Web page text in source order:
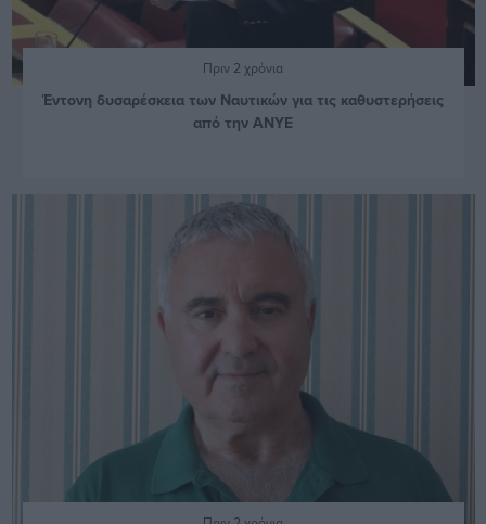
Πριν 2 χρόνια
Έντονη δυσαρέσκεια των Ναυτικών για τις καθυστερήσεις
από την ΑΝΥΕ